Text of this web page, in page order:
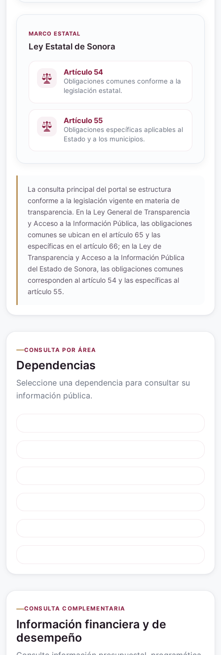
MARCO ESTATAL
Ley Estatal de Sonora
Artículo 54
Obligaciones comunes conforme a la
legislación estatal.
Artículo 55
Obligaciones específicas aplicables al
Estado y a los municipios.
La consulta principal del portal se estructura
conforme a la legislación vigente en materia de
transparencia. En la Ley General de Transparencia
y Acceso a la Información Pública, las obligaciones
comunes se ubican en el artículo 65 y las
específicas en el artículo 66; en la Ley de
Transparencia y Acceso a la Información Pública
del Estado de Sonora, las obligaciones comunes
corresponden al artículo 54 y las específicas al
artículo 55.
CONSULTA POR ÁREA
Dependencias
Seleccione una dependencia para consultar su
información pública.
CONSULTA COMPLEMENTARIA
Información financiera y de
desempeño